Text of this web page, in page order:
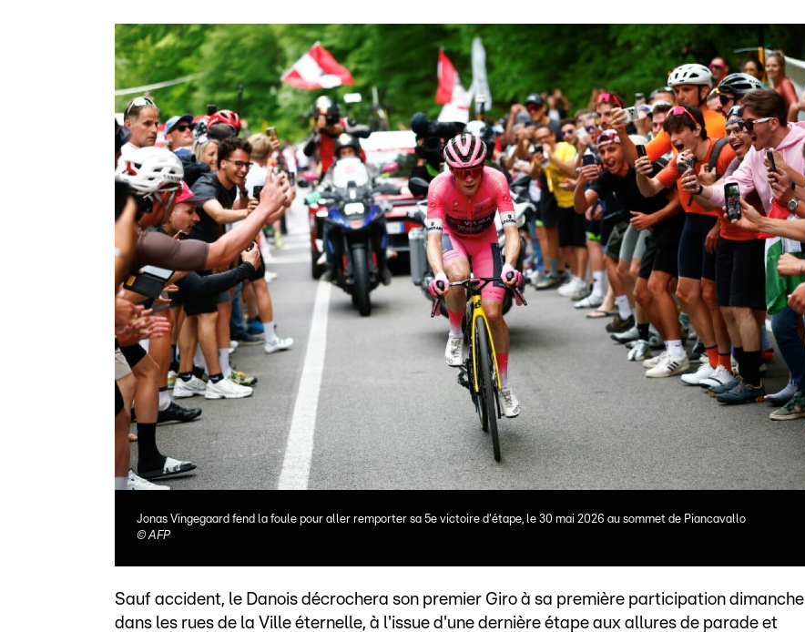
Jonas Vingegaard fend la foule pour aller remporter sa 5e victoire d'étape, le 30 mai 2026 au sommet de Piancavallo
©AFP
Sauf accident, le Danois décrochera son premier Giro à sa première participation dimanche
dans les rues de la Ville éternelle, à l'issue d'une dernière étape aux allures de parade et